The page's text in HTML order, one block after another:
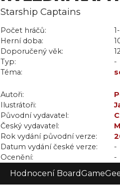
Starship Captains
Počet hráčů:
Herní doba:
Doporučený věk:
Typ:
-
Téma:
Autoři:
Ilustrátoři:
Původní vydavatel:
Český vydavatel:
Rok vydání původní verze:
Datum vydání české verze:
-
Ocenění:
-
Hodnocení